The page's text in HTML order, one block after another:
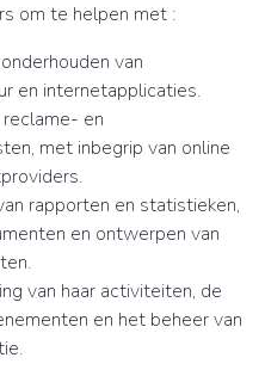
om te helpen met :
van
en internetapplicaties.
en
met inbegrip van online
rapporten en statistieken,
en ontwerpen van
van haar activiteiten, de
en het beheer van